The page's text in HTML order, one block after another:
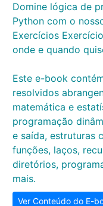
Domine lógica de
Python com o
Exercícios
onde e quando
Este e-book
resolvidos
matemática e
programação
e saída, estruturas
funções, laços,
diretórios,
mais.
Ver Conteúdo do E-